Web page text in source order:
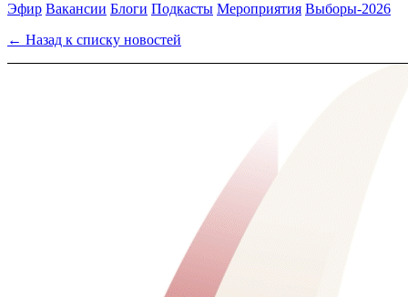
Эфир Вакансии Блоги Подкасты Мероприятия Выборы-2026
← Назад к списку новостей